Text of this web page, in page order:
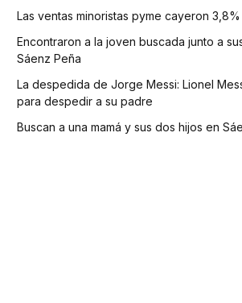
Las ventas minoristas pyme cayeron
Encontraron a la joven buscada junto a
Sáenz Peña
La despedida de Jorge Messi: Lionel
para despedir a su padre
Buscan a una mamá y sus dos hijos en